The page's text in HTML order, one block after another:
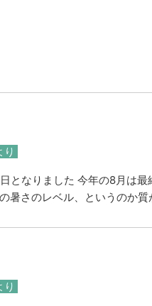
り
となりました 今年の8月は最
暑さのレベル、というのか
り